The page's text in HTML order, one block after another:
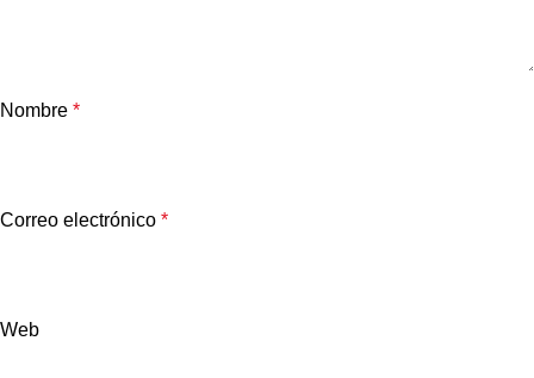
Nombre *
Correo electrónico *
Web